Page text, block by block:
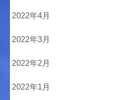
2022年4月
2022年3月
2022年2月
2022年1月